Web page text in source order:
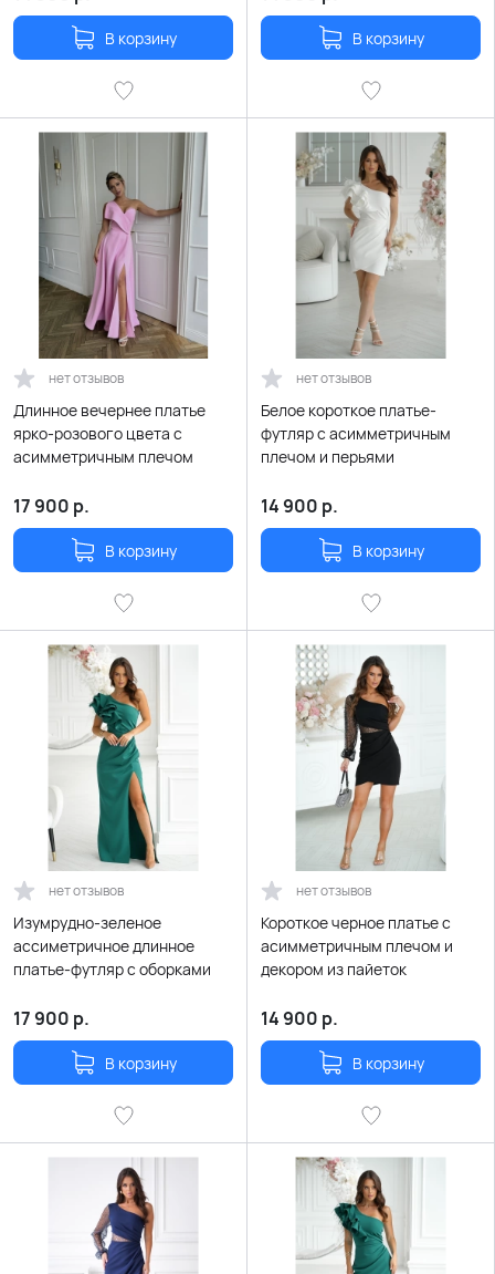
В корзину В корзину
нет отзывов
Длинное вечернее платье
ярко-розового цвета с
асимметричным плечом
17 900 р.
В корзину
нет отзывов
Белое короткое платье-
футляр с асимметричным
плечом и перьями
14 900 р.
В корзину
нет отзывов
Изумрудно-зеленое
ассиметричное длинное
платье-футляр с оборками
17 900 р.
В корзину
нет отзывов
Короткое черное платье с
асимметричным плечом и
декором из пайеток
14 900 р.
В корзину